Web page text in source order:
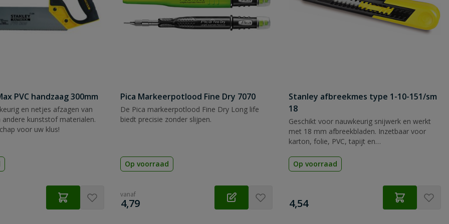
PVC handzaag 300mm
en netjes afzagen van
andere kunststof materialen.
voor uw klus!
Pica Markeerpotlood Fine Dry 7070
De Pica markeerpotlood Fine Dry Long life
biedt precisie zonder slijpen.
Op voorraad
vanaf
€
4,79
Stanley afbreekmes type 1-10-151/sm
18
Geschikt voor nauwkeurig snijwerk en werkt
met 18 mm afbreekbladen. Inzetbaar voor
karton, folie, PVC, tapijt en
Op voorraad
€
4,54